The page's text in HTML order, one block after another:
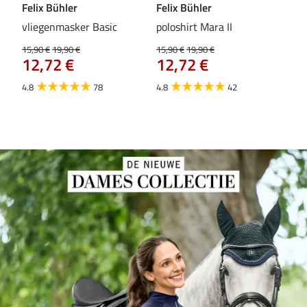
Felix Bühler
vliegenmasker Basic
15,90 €19,90 €
12,72 €
4.8 78
Felix Bühler
poloshirt Mara II
15,90 €19,90 €
12,72 €
4.8 42